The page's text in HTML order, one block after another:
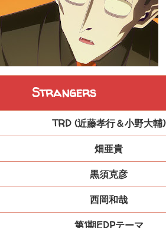
Strangers
TRD (近藤孝行＆小野大輔)
畑亜貴
黒須克彦
西岡和哉
第1期EDPテーマ